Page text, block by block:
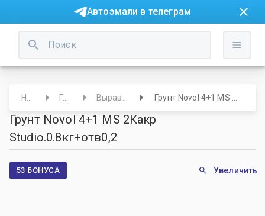
Автоэмали в телеграм
Грунты
Грунт Novol 4+1 MS 2Какр
Studio.0.8кг+отв0,2
53 БОНУСА Увеличить